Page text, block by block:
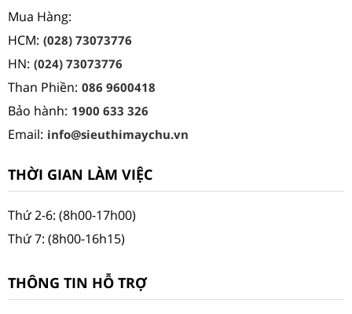
Mua Hàng:
HCM: (028) 73073776
HN: (024) 73073776
Than Phiền: 086 9600418
Bảo hành: 1900 633 326
Email: info@sieuthimaychu.vn
THỜI GIAN LÀM VIỆC
Thứ 2-6: (8h00-17h00)
Thứ 7: (8h00-16h15)
THÔNG TIN HỖ TRỢ